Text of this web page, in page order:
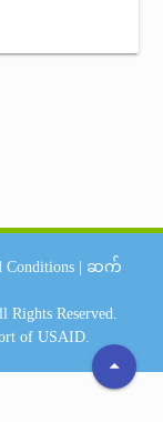
arrow_drop_up
Conditions
ဆက်
Rights Reserved.
of USAID.